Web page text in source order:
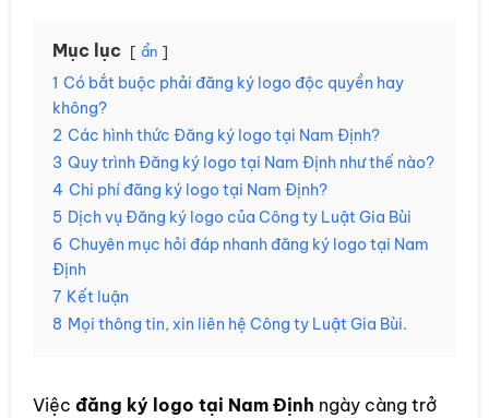
Mục lục ẩn
1 Có bắt buộc phải đăng ký logo độc quyền hay
không?
2 Các hình thức Đăng ký logo tại Nam Định?
3 Quy trình Đăng ký logo tại Nam Định như thế nào?
4 Chi phí đăng ký logo tại Nam Định?
5 Dịch vụ Đăng ký logo của Công ty Luật Gia Bùi
6 Chuyên mục hỏi đáp nhanh đăng ký logo tại Nam
Định
7 Kết luận
8 Mọi thông tin, xin liên hệ Công ty Luật Gia Bùi.
Việc đăng ký logo tại Nam Định ngày càng trở